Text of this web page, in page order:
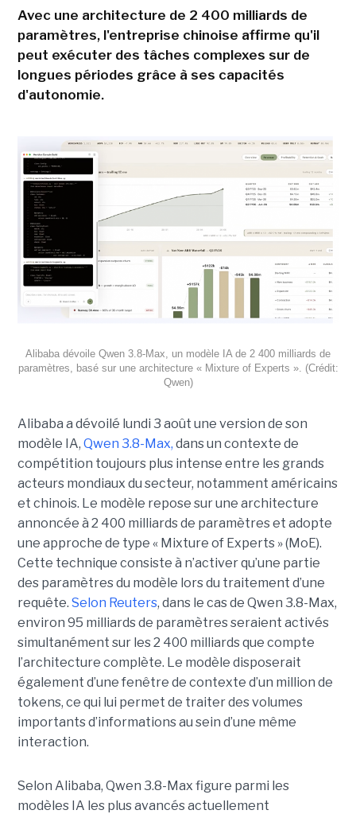
Avec une architecture de 2 400 milliards de
paramètres, l'entreprise chinoise affirme qu'il
peut exécuter des tâches complexes sur de
longues périodes grâce à ses capacités
d'autonomie.
Alibaba dévoile Qwen 3.8-Max, un modèle IA de 2 400 milliards de
paramètres, basé sur une architecture « Mixture of Experts ». (Crédit:
Qwen)
Alibaba a dévoilé lundi 3 août une version de son
modèle IA, Qwen 3.8-Max, dans un contexte de
compétition toujours plus intense entre les grands
acteurs mondiaux du secteur, notamment américains
et chinois. Le modèle repose sur une architecture
annoncée à 2 400 milliards de paramètres et adopte
une approche de type « Mixture of Experts » (MoE).
Cette technique consiste à n’activer qu’une partie
des paramètres du modèle lors du traitement d’une
requête. Selon Reuters, dans le cas de Qwen 3.8-Max,
environ 95 milliards de paramètres seraient activés
simultanément sur les 2 400 milliards que compte
l’architecture complète. Le modèle disposerait
également d’une fenêtre de contexte d’un million de
tokens, ce qui lui permet de traiter des volumes
importants d’informations au sein d’une même
interaction.
Selon Alibaba, Qwen 3.8-Max figure parmi les
modèles IA les plus avancés actuellement